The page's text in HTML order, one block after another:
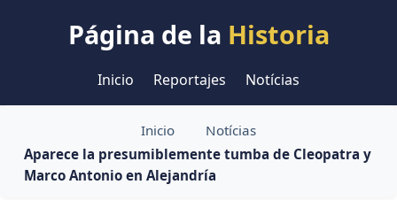
Página de la Historia
Inicio Reportajes Notícias
Inicio
Notícias
Aparece la presumiblemente tumba de Cleopatra y
Marco Antonio en Alejandría